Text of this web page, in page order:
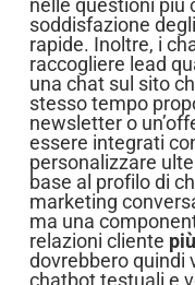
nelle questioni più
soddisfazione
rapide. Inoltre, i
raccogliere lead
una chat sul sito
stesso tempo
newsletter o
essere integrati
personalizzare
base al profilo di
marketing
ma una
relazioni cliente
dovrebbero quindi
chatbot testuali e